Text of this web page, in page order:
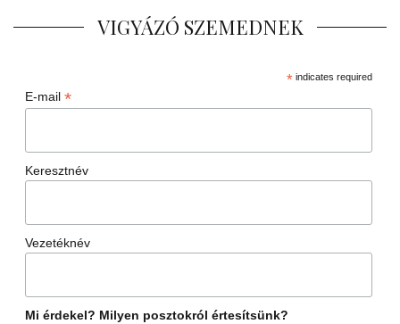
VIGYÁZÓ SZEMEDNEK
*indicates required
E-mail *
Keresztnév
Vezetéknév
Mi érdekel? Milyen posztokról értesítsünk?